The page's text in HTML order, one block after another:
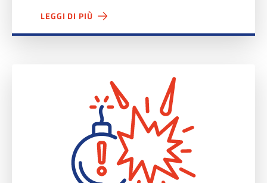
LEGGI DI PIÙ